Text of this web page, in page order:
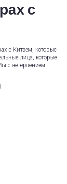
с
с Китаем, которые
лица, которые
с нетерпением
)